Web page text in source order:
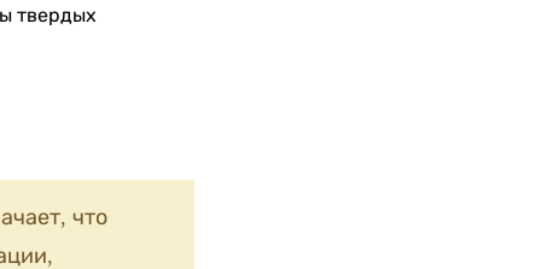
твердых
что